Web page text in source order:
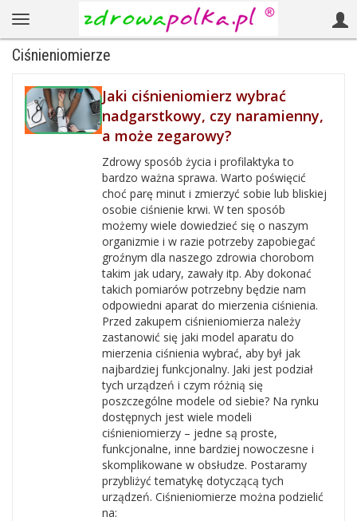
Ciśnieniomierze
Jaki ciśnieniomierz wybrać
nadgarstkowy, czy naramienny,
a może zegarowy?
Zdrowy sposób życia i profilaktyka to
bardzo ważna sprawa. Warto poświęcić
choć parę minut i zmierzyć sobie lub bliskiej
osobie ciśnienie krwi. W ten sposób
możemy wiele dowiedzieć się o naszym
organizmie i w razie potrzeby zapobiegać
groźnym dla naszego zdrowia chorobom
takim jak udary, zawały itp. Aby dokonać
takich pomiarów potrzebny będzie nam
odpowiedni aparat do mierzenia ciśnienia.
Przed zakupem ciśnieniomierza należy
zastanowić się jaki model aparatu do
mierzenia ciśnienia wybrać, aby był jak
najbardziej funkcjonalny. Jaki jest podział
tych urządzeń i czym różnią się
poszczególne modele od siebie? Na rynku
dostępnych jest wiele modeli
ciśnieniomierzy – jedne są proste,
funkcjonalne, inne bardziej nowoczesne i
skomplikowane w obsłudze. Postaramy
przybliżyć tematykę dotyczącą tych
urządzeń. Ciśnieniomierze można podzielić
na: